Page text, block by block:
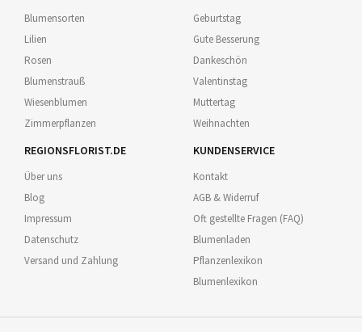
Blumensorten
Lilien
Rosen
Blumenstrauß
Wiesenblumen
Zimmerpflanzen
Geburtstag
Gute Besserung
Dankeschön
Valentinstag
Muttertag
Weihnachten
REGIONSFLORIST.DE
Über uns
Blog
Impressum
Datenschutz
Versand und Zahlung
KUNDENSERVICE
Kontakt
AGB & Widerruf
Oft gestellte Fragen (FAQ)
Blumenladen
Pflanzenlexikon
Blumenlexikon